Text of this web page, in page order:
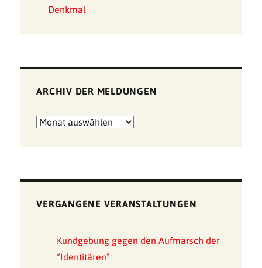
Denkmal
ARCHIV DER MELDUNGEN
Archiv
VERGANGENE VERANSTALTUNGEN
Kundgebung gegen den Aufmarsch der
“Identitären”